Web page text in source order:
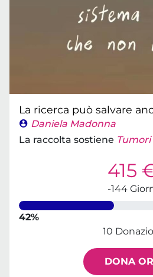
La ricerca può salvare
Daniela Madonna
La raccolta sostiene
415
-144
42%
10
DONA